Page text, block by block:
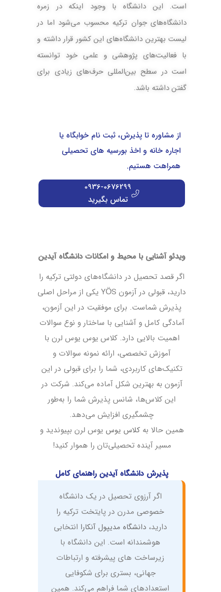
شهریه داروسازی دانشگاه آیدین استانبول
شهریه فیزیوتراپی دانشگاه آیدین استانبول
رنکینگ دانشگاه آیدین استانبول
بورسیه دانشگاه آیدین استانبول
دانشکده های Aydin University
اطلاعات آماری آیدین
پردیس دانشگاه AYDIN
مدرک زبان برای پذیرش دانشگاه آیدین
خوابگاه دانشگاه آیدین استانبول
امکانات دانشگاه آیدین ترکیه
پرسش‌های پر تکرار دانشجویان راجب دانشگاه آیدین
ویدئو آشنایی با محیط و امکانات دانشگاه آیدین
دیدگاه (39)
است. این دانشگاه با وجود اینکه در زمره
دانشگاه‌های جوان ترکیه محسوب می‌شود اما در
لیست بهترین‌ دانشگاه‌های این کشور قرار داشته و
با فعالیت‌های پژوهشی و علمی خود توانسته
است در سطح بین‌المللی حرف‌های زیادی برای
گفتن داشته باشد.
از مشاوره تا پذیرش، ثبت نام خوابگاه یا
اجاره خانه و اخذ بورسیه های تحصیلی
همراهت هستیم.
0936-0676299
تماس بگیرید
ویدئو آشنایی با محیط و امکانات دانشگاه آیدین
اگر قصد تحصیل در دانشگاه‌های دولتی ترکیه را
دارید، قبولی در آزمون YÖS یکی از مراحل اصلی
پذیرش شماست. برای موفقیت در این آزمون،
آمادگی کامل و آشنایی با ساختار و نوع سوالات
اهمیت بالایی دارد. کلاس یوس یوس لرن با
آموزش تخصصی، ارائه نمونه سوالات و
تکنیک‌های کاربردی، شما را برای قبولی در این
آزمون به بهترین شکل آماده می‌کند. شرکت در
این کلاس‌ها، شانس پذیرش شما را به‌طور
چشمگیری افزایش می‌دهد.
همین حالا به کلاس یوس یوس لرن بپیوندید و
مسیر آینده تحصیلی‌تان را هموار کنید!
پذیرش دانشگاه آیدین راهنمای کامل
اگر آرزوی تحصیل در یک دانشگاه
خصوصی مدرن در پایتخت ترکیه را
دارید،دانشگاه مدیپول آنکارا انتخابی
هوشمندانه است. این دانشگاه با
زیرساخت ‌های پیشرفته و ارتباطات
جهانی، بستری برای شکوفایی
استعدادهای شما فراهم می‌کند. همین